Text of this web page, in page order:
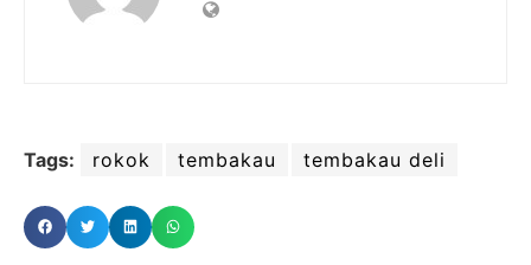
Tags: rokok tembakau tembakau deli